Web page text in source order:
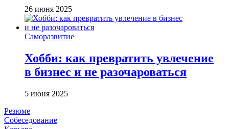
26 июня 2025
Саморазвитие
Хобби: как превратить увлечение
в бизнес и не разочароваться
5 июня 2025
Резюме
Собеседование